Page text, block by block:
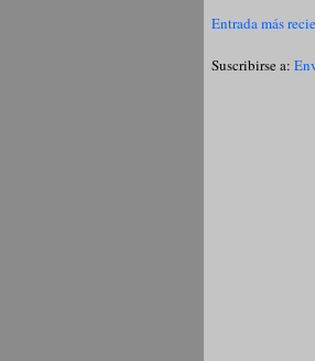
Entrada más
Suscribirse a: